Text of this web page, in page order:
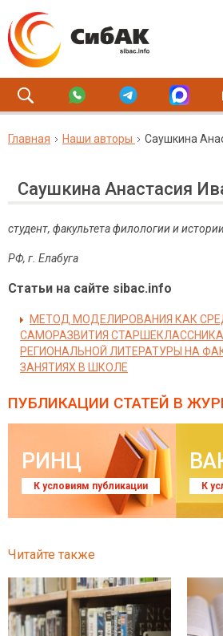
Главная Наши авторы Саушкина
Саушкина Анастасия
студент, факультета филологии и
РФ, г. Елабуга
Статьи на сайте sibac.info
МЕТОД МОДЕЛИРОВАНИЯ КАК
САМОРАЗВИТИЯ СТАРШЕКЛАССНИКА
РЕГИОНАЛЬНОЙ ЛИТЕРАТУРЫ НА
ЗАНЯТИЯХ В ШКОЛЕ
ПУБЛИКАЦИИ СТАТЕЙ В
РИНЦ
К условиям публикации К
Читайте также